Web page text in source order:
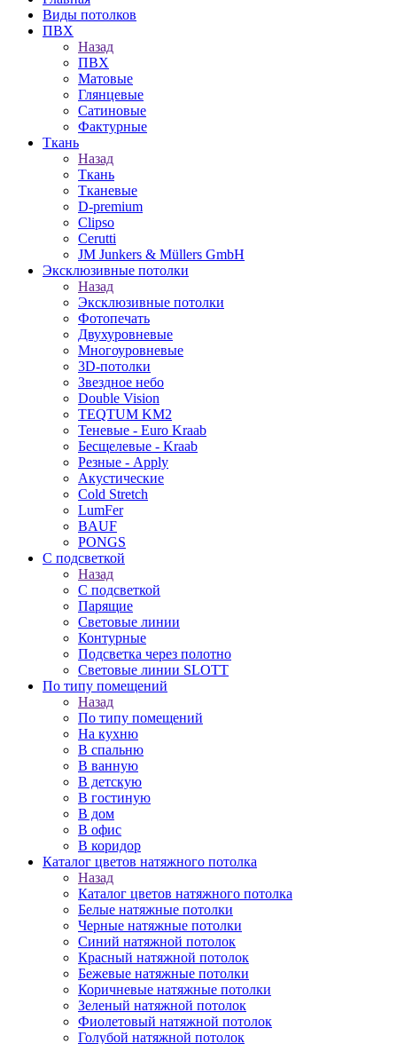
Виды потолков
ПВХ
Назад
ПВХ
Матовые
Глянцевые
Сатиновые
Фактурные
Ткань
Назад
Ткань
Тканевые
D-premium
Clipso
Cerutti
JM Junkers & Müllers GmbH
Эксклюзивные потолки
Назад
Эксклюзивные потолки
Фотопечать
Двухуровневые
Многоуровневые
3D-потолки
Звездное небо
Double Vision
TEQTUM KM2
Теневые - Euro Kraab
Бесщелевые - Kraab
Резные - Apply
Акустические
Cold Stretch
LumFer
BAUF
PONGS
С подсветкой
Назад
С подсветкой
Парящие
Световые линии
Контурные
Подсветка через полотно
Световые линии SLOTT
По типу помещений
Назад
По типу помещений
На кухню
В спальню
В ванную
В детскую
В гостиную
В дом
В офис
В коридор
Каталог цветов натяжного потолка
Назад
Каталог цветов натяжного потолка
Белые натяжные потолки
Черные натяжные потолки
Синий натяжной потолок
Красный натяжной потолок
Бежевые натяжные потолки
Коричневые натяжные потолки
Зеленый натяжной потолок
Фиолетовый натяжной потолок
Голубой натяжной потолок